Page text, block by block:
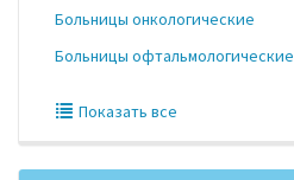
Больницы онкологические
Больницы офтальмологические
Показать все